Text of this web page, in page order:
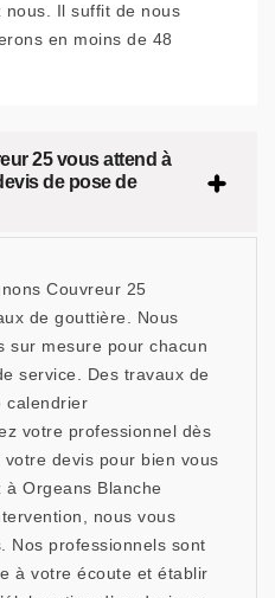
nous. Il suffit de nous
en moins de 48
25 vous attend à
de pose de
Couvreur 25
de gouttière. Nous
sur mesure pour chacun
service. Des travaux de
calendrier
votre professionnel dès
devis pour bien vous
Orgeans Blanche
nous vous
Nos professionnels sont
à votre écoute et établir